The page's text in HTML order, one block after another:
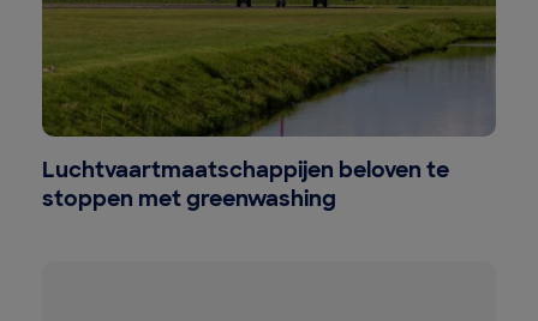
Luchtvaartmaatschappijen beloven te
stoppen met greenwashing